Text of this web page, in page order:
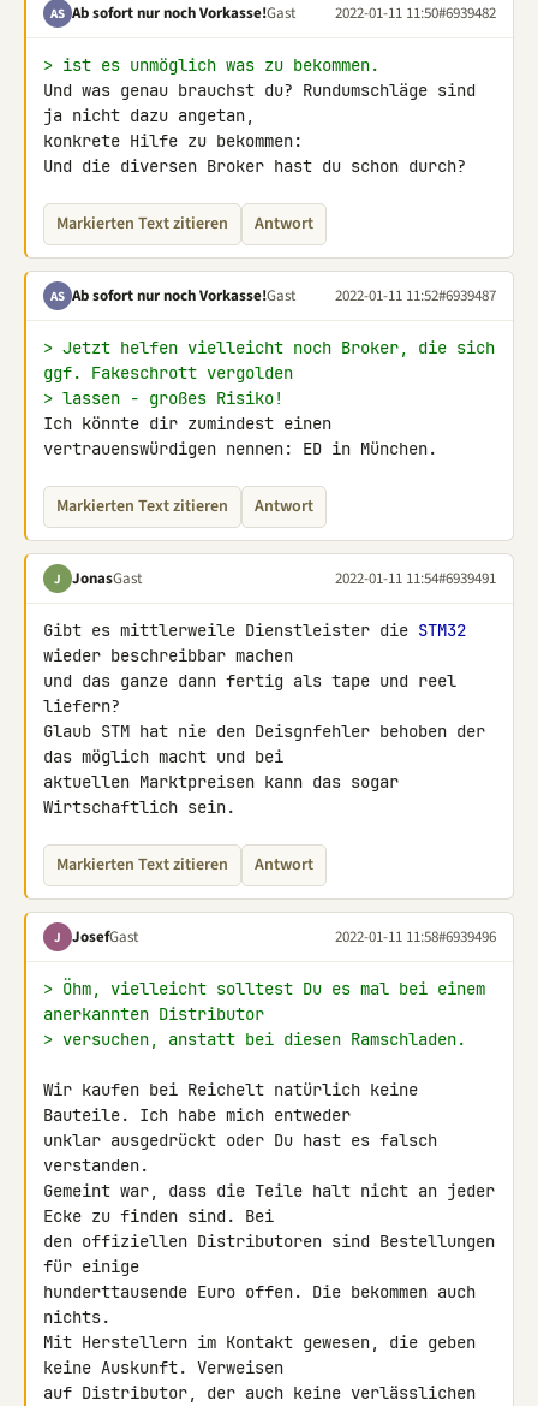
AS Ab sofort nur noch Vorkasse!Gast 2022-01-11 11:50#6939482
> ist es unmöglich was zu bekommen.
Und was genau brauchst du? Rundumschläge sind
ja nicht dazu angetan,
konkrete Hilfe zu bekommen:
Und die diversen Broker hast du schon durch?
Markierten Text zitieren Antwort
AS Ab sofort nur noch Vorkasse!Gast 2022-01-11 11:52#6939487
> Jetzt helfen vielleicht noch Broker, die sich
ggf. Fakeschrott vergolden
> lassen - großes Risiko!
Ich könnte dir zumindest einen
vertrauenswürdigen nennen: ED in München.
Markierten Text zitieren Antwort
J JonasGast 2022-01-11 11:54#6939491
Gibt es mittlerweile Dienstleister die STM32
wieder beschreibbar machen
und das ganze dann fertig als tape und reel
liefern?
Glaub STM hat nie den Deisgnfehler behoben der
das möglich macht und bei
aktuellen Marktpreisen kann das sogar
Wirtschaftlich sein.
Markierten Text zitieren Antwort
J JosefGast 2022-01-11 11:58#6939496
> Öhm, vielleicht solltest Du es mal bei einem
anerkannten Distributor
> versuchen, anstatt bei diesen Ramschladen.
Wir kaufen bei Reichelt natürlich keine
Bauteile. Ich habe mich entweder
unklar ausgedrückt oder Du hast es falsch
verstanden.
Gemeint war, dass die Teile halt nicht an jeder
Ecke zu finden sind. Bei
den offiziellen Distributoren sind Bestellungen
für einige
hunderttausende Euro offen. Die bekommen auch
nichts.
Mit Herstellern im Kontakt gewesen, die geben
keine Auskunft. Verweisen
auf Distributor, der auch keine verlässlichen